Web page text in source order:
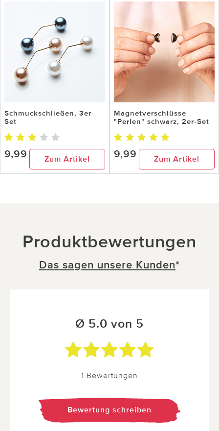
Schmuckschließen, 3er-
Set
9,99 Zum Artikel
Magnetverschlüsse
"Perlen" schwarz, 2er-Set
9,99 Zum Artikel
Produktbewertungen
Das sagen unsere Kunden*
Ø 5.0 von 5
1 Bewertungen
Bewertung schreiben